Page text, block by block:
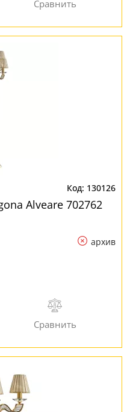
130126
Alveare 702762
архив